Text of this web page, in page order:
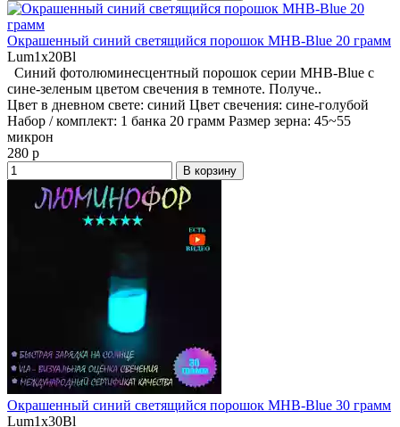
Окрашенный синий светящийся порошок MHB-Blue 20 грамм
Lum1x20Bl
Синий фотолюминесцентный порошок серии MHB-Blue с
сине-зеленым цветом свечения в темноте. Получе..
Цвет в дневном свете: синий Цвет свечения: сине-голубой
Набор / комплект: 1 банка 20 грамм Размер зерна: 45~55
микрон
280 р
В корзину
Окрашенный синий светящийся порошок MHB-Blue 30 грамм
Lum1x30Bl